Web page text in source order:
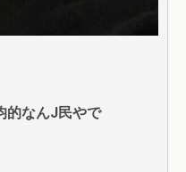
的なんJ民やで